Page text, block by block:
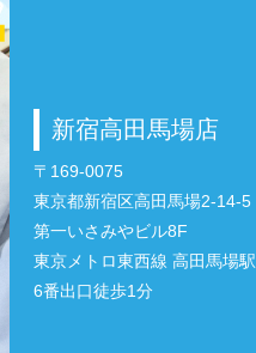
新宿高田馬場店
〒169-0075
東京都新宿区高田馬場2-14-5
第一いさみやビル8F
東京メトロ東西線 高田馬場駅
6番出口徒歩1分